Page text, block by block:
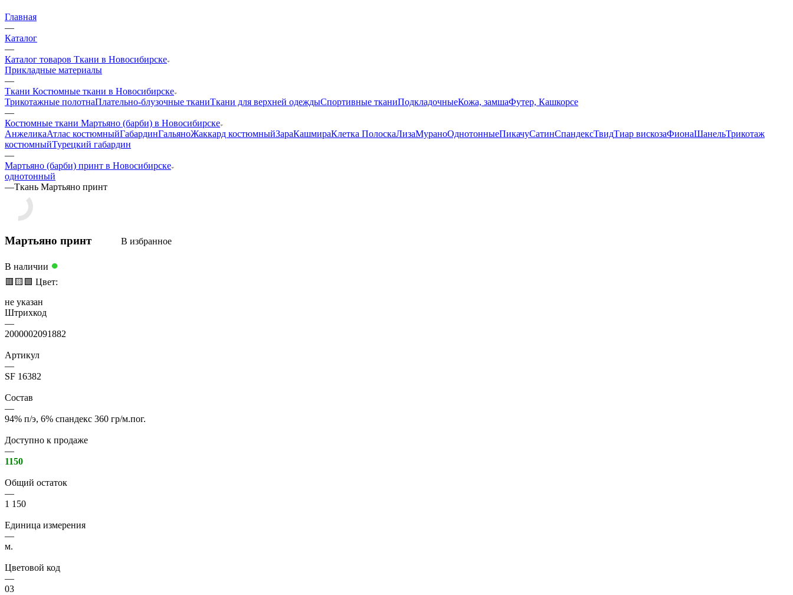
Главная
—
Каталог
—
Каталог товаров Ткани в Новосибирске
Прикладные материалы
—
Ткани Костюмные ткани в Новосибирске
Трикотажные полотнаПлательно-блузочные тканиТкани для верхней одеждыСпортивные тканиПодкладочныеКожа, замшаФутер, Кашкорсе
—
Костюмные ткани Мартьяно (барби) в Новосибирске
АнжеликаАтлас костюмныйГабардинГальяноЖаккард костюмныйЗараКашмираКлетка ПолоскаЛизаМураноОднотонныеПикачуСатинСпандексТвидТиар вискозаФионаШанельТрикотаж
костюмныйТурецкий габардин
—
Мартьяно (барби) принт в Новосибирске
однотонный
—Ткань Мартьяно принт
Мартьяно принт В избранное
В наличии ●
🟥 🟨 🟩 Цвет:
не указан
Штрихкод
—
2000002091882
Артикул
—
SF 16382
Состав
—
94% п/э, 6% спандекс 360 гр/м.пог.
Доступно к продаже
—
1150
Общий остаток
—
1 150
Единица измерения
—
м.
Цветовой код
—
03